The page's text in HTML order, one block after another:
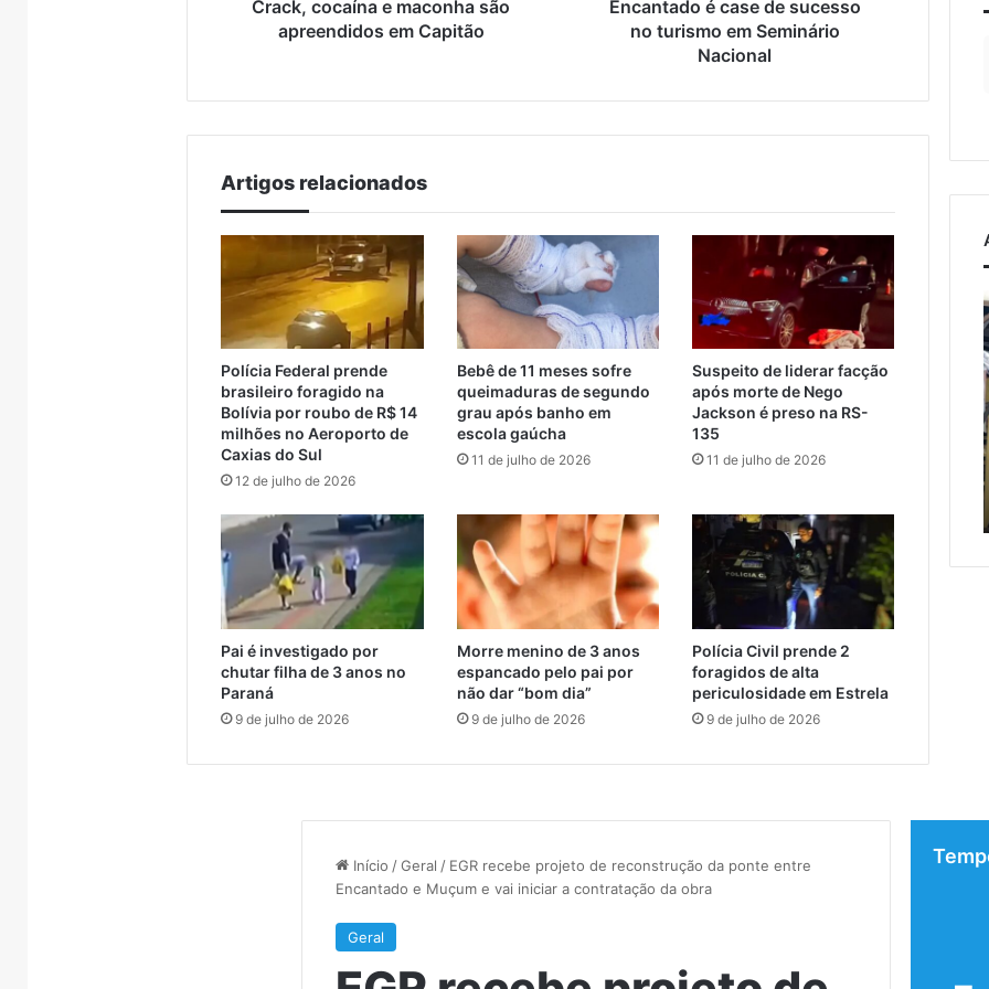
Crack, cocaína e maconha são
apreendidos em Capitão
Encantado é case de sucesso
no turismo em Seminário
Nacional
Artigos relacionados
Polícia Federal prende
brasileiro foragido na
Bolívia por roubo de R$ 14
milhões no Aeroporto de
Caxias do Sul
12 de julho de 2026
Bebê de 11 meses sofre
queimaduras de segundo
grau após banho em
escola gaúcha
11 de julho de 2026
Suspeito de liderar facção
após morte de Nego
Jackson é preso na RS-
135
11 de julho de 2026
Pai é investigado por
chutar filha de 3 anos no
Paraná
9 de julho de 2026
Morre menino de 3 anos
espancado pelo pai por
não dar “bom dia”
9 de julho de 2026
Polícia Civil prende 2
foragidos de alta
periculosidade em Estrela
9 de julho de 2026
5 de agosto de 2026
Canil clandestino é
fechado e 19 cães são
AMAT
cobra
apoio
federal
alternativas
Encantado
5 de agosto de 2026
AMAT cobra apoio federal
para rotas alternativas e
A
arte
de
projetar
o
dom
de
cuidar5 de agosto de 2026